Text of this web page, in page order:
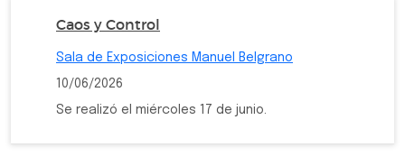
Caos y Control
Sala de Exposiciones Manuel Belgrano
10/06/2026
Se realizó el miércoles 17 de junio.